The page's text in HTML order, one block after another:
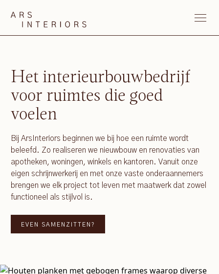
Het interieurbouwbedrijf
voor ruimtes die goed
voelen
Bij ArsInteriors beginnen we bij hoe een ruimte wordt
beleefd. Zo realiseren we nieuwbouw en renovaties van
apotheken, woningen, winkels en kantoren. Vanuit onze
eigen schrijnwerkerij en met onze vaste onderaannemers
brengen we elk project tot leven met maatwerk dat zowel
functioneel als stijlvol is.
EVEN SAMENZITTEN?